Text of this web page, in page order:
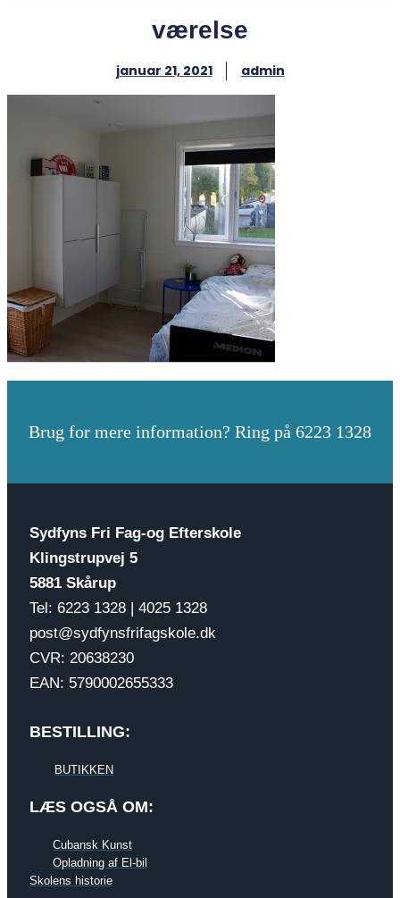
værelse
januar 21, 2021 admin
Brug for mere information? Ring på 6223 1328
Sydfyns Fri Fag-og Efterskole
Klingstrupvej 5
5881 Skårup
Tel: 6223 1328 | 4025 1328
post@sydfynsfrifagskole.dk
CVR: 20638230
EAN: 5790002655333
BESTILLING:
BUTIKKEN
LÆS OGSÅ OM:
Cubansk Kunst
Opladning af El-bil
Skolens historie